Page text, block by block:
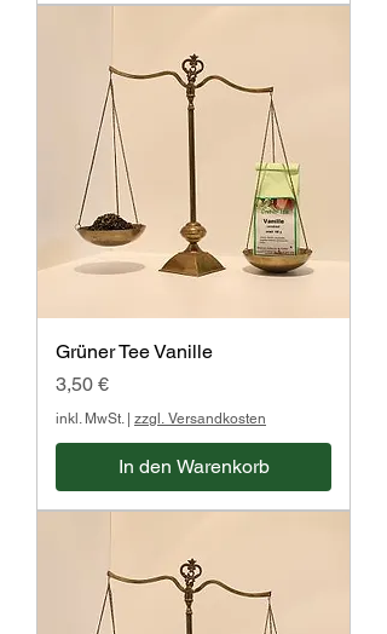
Grüner Tee Vanille
Preis
3,50 €
inkl. MwSt. | zzgl. Versandkosten
In den Warenkorb